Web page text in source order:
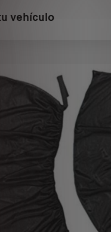
vehículo
y/u otras herramientas de